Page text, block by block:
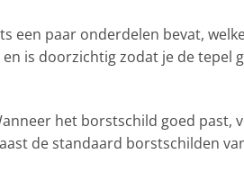
een paar onderdelen bevat,
is doorzichtig zodat je de tepel
het borstschild goed past,
de standaard borstschilden